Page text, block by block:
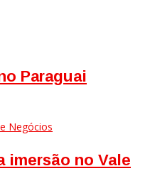
Paraguai
Negócios
imersão no Vale